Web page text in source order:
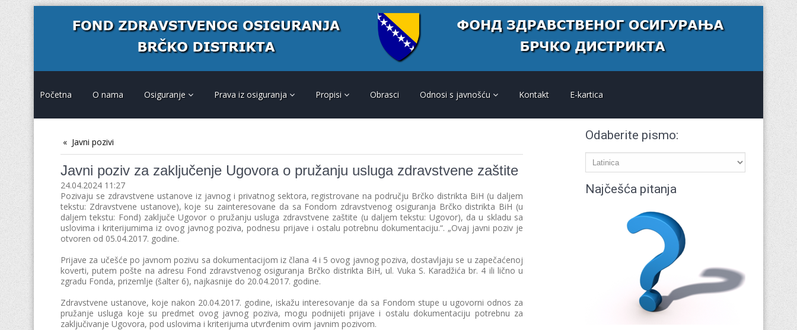
Početna O nama Osiguranje Prava iz osiguranja Propisi Obrasci Odnosi s javnošću Kontakt E-kartica
Javni pozivi
Javni poziv za zaključenje Ugovora o pružanju usluga zdravstvene zaštite
24.04.2024 11:27
Pozivaju se zdravstvene ustanove iz javnog i privatnog sektora, registrovane na području Brčko distrikta BiH (u daljem
tekstu: Zdravstvene ustanove), koje su zainteresovane da sa Fondom zdravstvenog osiguranja Brčko distrikta BiH (u
daljem tekstu: Fond) zaključe Ugovor o pružanju usluga zdravstvene zaštite (u daljem tekstu: Ugovor), dа u sklаdu sа
uslоvimа i kritеriјumimа iz оvоg jаvnоg pоzivа, pоdnеsu priјаvе i оstаlu pоtrеbnu dоkumеntаciјu.“. „Оvај jаvni pоziv је
оtvоrеn od 05.04.2017. gоdinе.
Prijave za učešće po javnom pozivu sa dokumentacijom iz člana 4 i 5 ovog јavnog poziva, dostavljaju se u zapečaćenoj
koverti, putem pošte na adresu Fond zdravstvenog osiguranja Brčko distrikta BiH, ul. Vuka S. Karadžića br. 4 ili lično u
zgradu Fonda, prizemlјe (šalter 6), najkasnije do 20.04.2017. godine.
Zdravstvene ustanove, koje nakon 20.04.2017. godine, iskažu interesovanje da sa Fondom stupe u ugovorni odnos za
pružanje usluga koje su predmet ovog javnog poziva, mogu podnijeti prijave i ostalu dokumentaciju potrebnu za
zaključivanje Ugovora, pod uslovima i kriterijuma utvrđenim ovim javnim pozivom.
Odaberite pismo:
Najčešća pitanja